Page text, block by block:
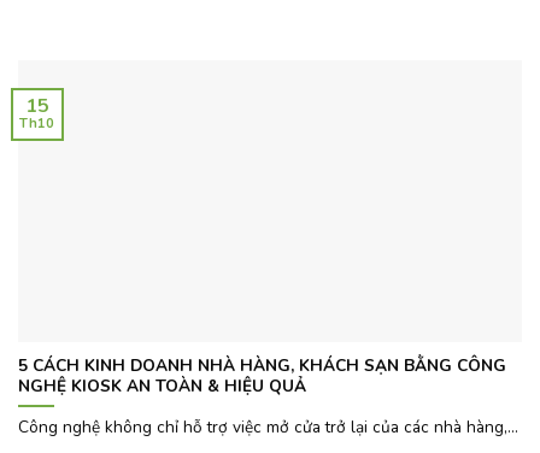
5 CÁCH KINH DOANH NHÀ HÀNG, KHÁCH SẠN BẰNG CÔNG
NGHỆ KIOSK AN TOÀN & HIỆU QUẢ
Công nghệ không chỉ hỗ trợ việc mở cửa trở lại của các nhà hàng,...
15
Th10